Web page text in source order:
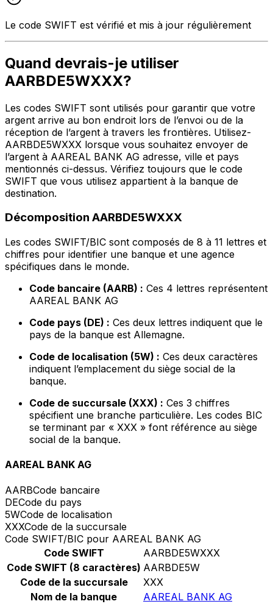
Le code SWIFT est vérifié et mis à jour régulièrement
Quand devrais-je utiliser
AARBDE5WXXX?
Les codes SWIFT sont utilisés pour garantir que votre
argent arrive au bon endroit lors de l’envoi ou de la
réception de l’argent à travers les frontières. Utilisez-
AARBDE5WXXX lorsque vous souhaitez envoyer de
l’argent à AAREAL BANK AG adresse, ville et pays
mentionnés ci-dessus. Vérifiez toujours que le code
SWIFT que vous utilisez appartient à la banque de
destination.
Décomposition AARBDE5WXXX
Les codes SWIFT/BIC sont composés de 8 à 11 lettres et
chiffres pour identifier une banque et une agence
spécifiques dans le monde.
Code bancaire (AARB) : Ces 4 lettres représentent
AAREAL BANK AG
Code pays (DE) : Ces deux lettres indiquent que le
pays de la banque est Allemagne.
Code de localisation (5W) : Ces deux caractères
indiquent l’emplacement du siège social de la
banque.
Code de succursale (XXX) : Ces 3 chiffres
spécifient une branche particulière. Les codes BIC
se terminant par « XXX » font référence au siège
social de la banque.
AAREAL BANK AG
AARBCode bancaire
DECode du pays
5WCode de localisation
XXXCode de la succursale
Code SWIFT/BIC pour AAREAL BANK AG
Code SWIFT
AARBDE5WXXX
Code SWIFT (8 caractères) AARBDE5W
Code de la succursale
XXX
Nom de la banque
AAREAL BANK AG